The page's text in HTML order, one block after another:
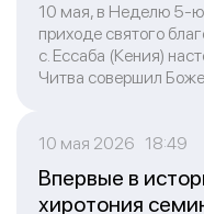
10 мая, в Неделю 5-ю
приходе святого
с. Ессаба (Кения)
Читва совершил
10 мая 2026 18:49
Впервые в
хиротония